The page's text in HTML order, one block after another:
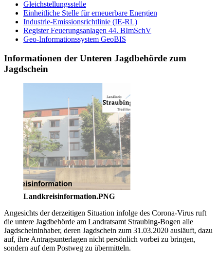
Gleichstellungsstelle
Einheitliche Stelle für erneuerbare Energien
Industrie-Emissionsrichtlinie (IE-RL)
Register Feuerungsanlagen 44. BImSchV
Geo-Informationssystem GeoBIS
Informationen der Unteren Jagdbehörde zum
Jagdschein
Landkreisinformation.PNG
Angesichts der derzeitigen Situation infolge des Corona-Virus ruft
die untere Jagdbehörde am Landratsamt Straubing-Bogen alle
Jagdscheininhaber, deren Jagdschein zum 31.03.2020 ausläuft, dazu
auf, ihre Antragsunterlagen nicht persönlich vorbei zu bringen,
sondern auf dem Postweg zu übermitteln.